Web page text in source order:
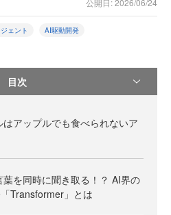
公開日: 2026/06/24
ェント AI駆動開発
目次
はアップルでも食べられないア
葉を同時に聞き取る！？ AI界の
Transformer」とは